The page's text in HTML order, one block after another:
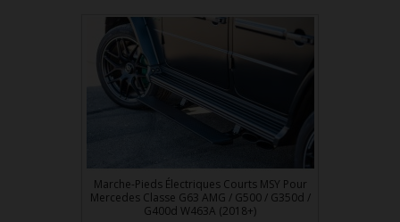
Marche-Pieds Électriques Courts MSY Pour
Mercedes Classe G63 AMG / G500 / G350d /
G400d W463A (2018+)